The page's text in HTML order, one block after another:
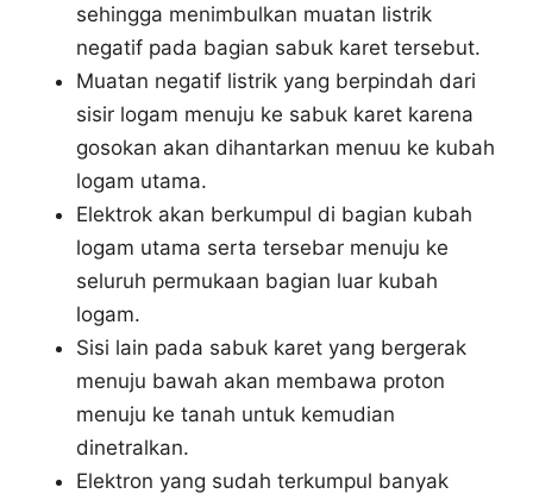
sehingga menimbulkan muatan listrik
negatif pada bagian sabuk karet tersebut.
Muatan negatif listrik yang berpindah dari
sisir logam menuju ke sabuk karet karena
gosokan akan dihantarkan menuu ke kubah
logam utama.
Elektrok akan berkumpul di bagian kubah
logam utama serta tersebar menuju ke
seluruh permukaan bagian luar kubah
logam.
Sisi lain pada sabuk karet yang bergerak
menuju bawah akan membawa proton
menuju ke tanah untuk kemudian
dinetralkan.
Elektron yang sudah terkumpul banyak